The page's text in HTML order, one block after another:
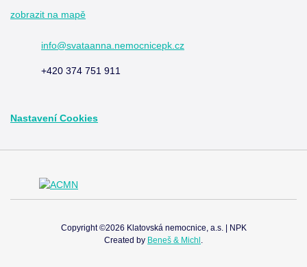
zobrazit na mapě
info@svataanna.nemocnicepk.cz
+420 374 751 911
Nastavení Cookies
Copyright ©2026 Klatovská nemocnice, a.s. | NPK
Created by Beneš & Michl .